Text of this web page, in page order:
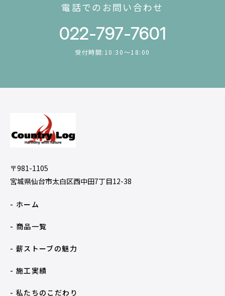
電話でのお問い合わせ
022-797-7601
受付時間:10:30〜18:00
〒981-1105
宮城県仙台市太白区西中田7丁目12-38
- ホーム
- 商品一覧
- 薪ストーブの魅力
- 施工実績
- 私たちのこだわり